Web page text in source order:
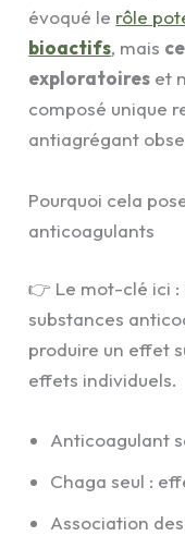
évoqué le rôle
bioactifs, mais
exploratoires et
composé unique
antiagrégant
Pourquoi cela
anticoagulants
👉 Le mot-clé ici :
substances
produire un effet
effets individuels.
Anticoagulant
Chaga seul :
Association